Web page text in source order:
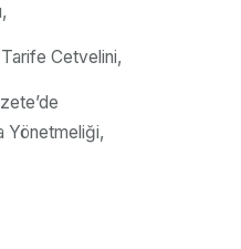
Cetvelini,
Yönetmeliği,